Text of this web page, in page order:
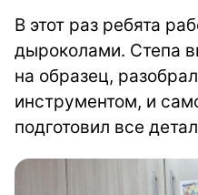
В этот раз ребята
дыроколами. Степа
на образец,
инструментом, и
подготовил все